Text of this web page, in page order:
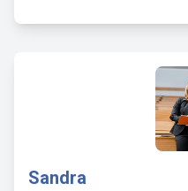
Sandra